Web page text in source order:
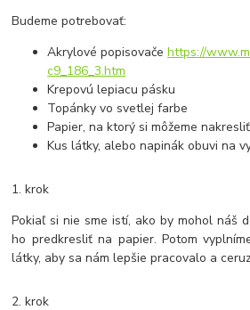
Budeme potrebovať:
Akrylové popisovačehttps://
c9_186_3.htm
Krepovú lepiacu pásku
Topánky vo svetlej farbe
Papier, na ktorý si môžeme
Kus látky, alebo napinák obuvi na
1. krok
Pokiaľ si nie sme istí, ako by mohol náš
ho predkresliť na papier. Potom
látky, aby sa nám lepšie pracovalo a
2. krok